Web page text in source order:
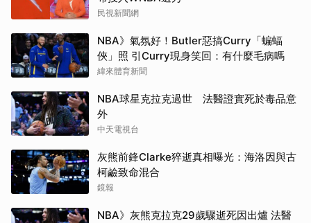
民視新聞網
NBA》氣氛好！Butler惡搞Curry「蝙蝠
俠」照 引Curry現身笑回：有什麼毛病嗎
緯來體育新聞
NBA球星克拉克過世 法醫證實死於毒品意
外
中天電視台
灰熊前鋒Clarke猝逝真相曝光：海洛因與古
柯鹼致命混合
鏡報
NBA》灰熊克拉克29歲驟逝死因出爐 法醫